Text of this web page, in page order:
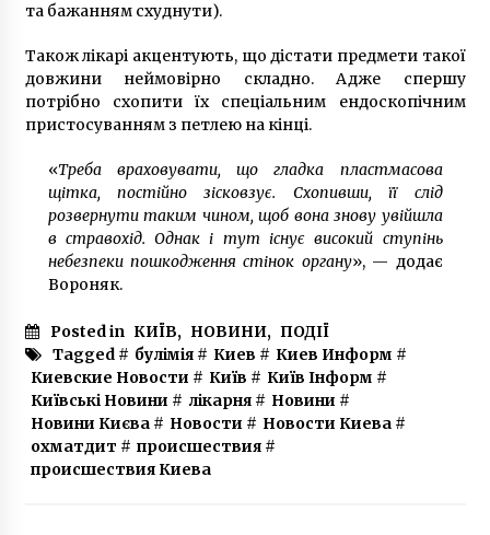
та бажанням схуднути).
Також лікарі акцентують, що дістати предмети такої
довжини неймовірно складно. Адже спершу
потрібно схопити їх спеціальним ендоскопічним
пристосуванням з петлею на кінці.
«Треба враховувати, що гладка пластмасова
щітка, постійно зісковзує. Схопивши, її слід
розвернути таким чином, щоб вона знову увійшла
в стравохід. Однак і тут існує високий ступінь
небезпеки пошкодження стінок органу», — додає
Вороняк.
Posted in КИЇВ, НОВИНИ, ПОДІЇ
Tagged # булімія# Киев # Киев Информ #
Киевские Новости # Київ # Київ Інформ #
Київські Новини # лікарня# Новини #
Новини Києва# Новости # Новости Киева#
охматдит # происшествия#
происшествия Киева